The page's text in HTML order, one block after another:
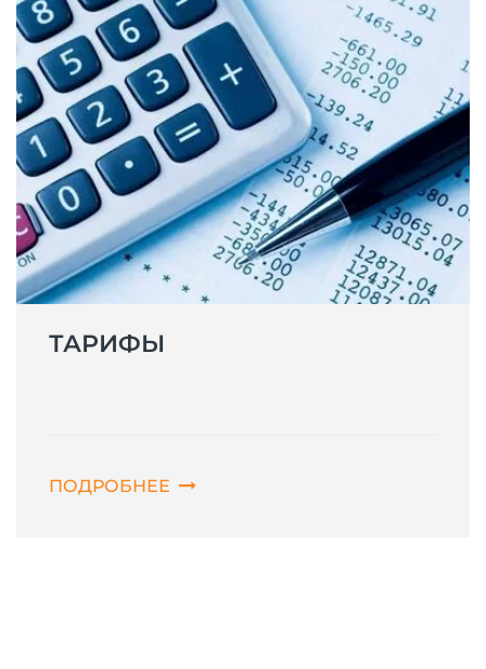
ТАРИФЫ
ПОДРОБНЕЕ